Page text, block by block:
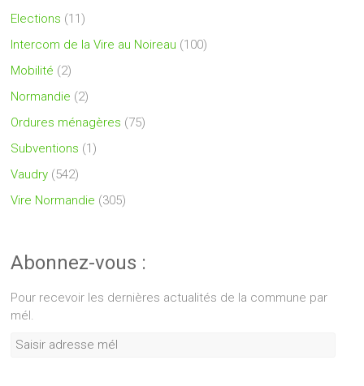
Elections (11)
Intercom de la Vire au Noireau (100)
Mobilité (2)
Normandie (2)
Ordures ménagères (75)
Subventions (1)
Vaudry (542)
Vire Normandie (305)
Abonnez-vous :
Pour recevoir les dernières actualités de la commune par
mél.
Saisir